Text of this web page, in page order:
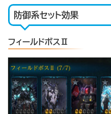
防御系セット効果
フィールドボスⅡ